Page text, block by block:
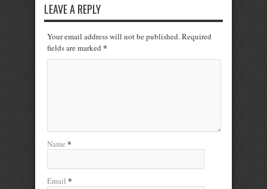
LEAVE A REPLY
Your email address will not be published. Required
fields are marked *
Name *
Email *